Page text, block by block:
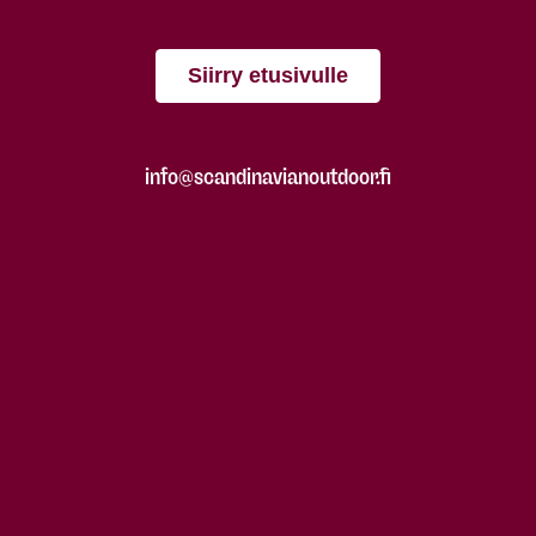
Siirry etusivulle
info@scandinavianoutdoor.fi